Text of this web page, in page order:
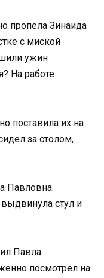
пропела Зинаида
с миской
ужин
На работе
поставила их на
за столом,
Павловна.
стул и
Павла
посмотрел на